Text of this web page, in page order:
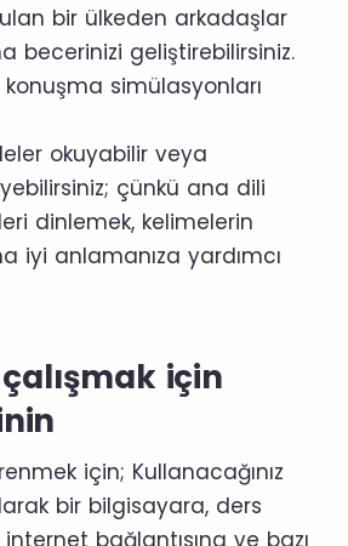
bir ülkeden arkadaşlar
becerinizi geliştirebilirsiniz.
simülasyonları
okuyabilir veya
çünkü ana dili
dinlemek, kelimelerin
iyi anlamanıza yardımcı
için
için; Kullanacağınız
bir bilgisayara, ders
bağlantısına ve bazı